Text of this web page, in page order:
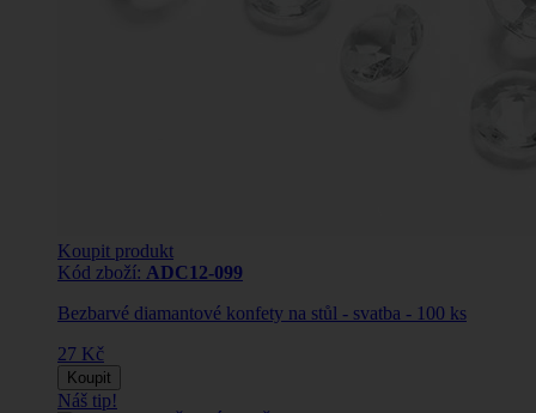
Koupit produkt
Kód zboží: ADC12-099
Bezbarvé diamantové konfety na stůl - svatba - 100 ks
27 Kč
Koupit
Náš tip!